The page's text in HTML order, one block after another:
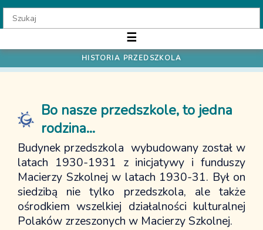
ZÁKLADNÍ ŠKOLA S
☰
Kontakt
Pracownicy
Macierz Szkolna
Historia szkoły
Dokumenty
Szkolny program edukacyjny
Rozkłady lekcji
Regulaminy
Výroční zprávy
Plan pracy
HISTORIA PRZEDSZKOLA
Bo nasze przedszkole, to jedna
rodzina...
Budynek przedszkola wybudowany został w
latach 1930-1931 z inicjatywy i funduszy
Macierzy Szkolnej w latach 1930-31. Był on
siedzibą nie tylko przedszkola, ale także
ośrodkiem wszelkiej działalności kulturalnej
Polaków zrzeszonych w Macierzy Szkolnej.